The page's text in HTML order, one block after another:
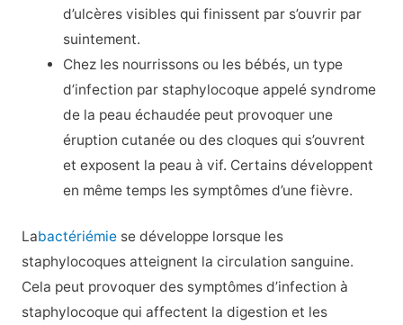
d’ulcères visibles qui finissent par s’ouvrir par
suintement.
Chez les nourrissons ou les bébés, un type
d’infection par staphylocoque appelé syndrome
de la peau échaudée peut provoquer une
éruption cutanée ou des cloques qui s’ouvrent
et exposent la peau à vif. Certains développent
en même temps les symptômes d’une fièvre.
Labactériémiese développe lorsque les
staphylocoques atteignent la circulation sanguine.
Cela peut provoquer des symptômes d’infection à
staphylocoque qui affectent la digestion et les